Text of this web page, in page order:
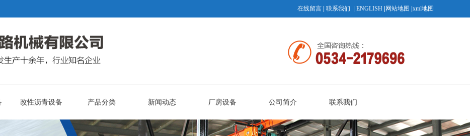
在线留言 联系我们 ENGLISH 网站地图 xml地图
改性沥青设备 产品分类 新闻动态 厂房设备 公司简介 联系我们